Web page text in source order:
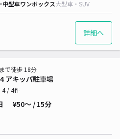
中型車ワンボックス大型車・SUV
詳細へ
アキッパ駐車場
で徒歩 18分
4/ 4件
¥50〜 / 15分